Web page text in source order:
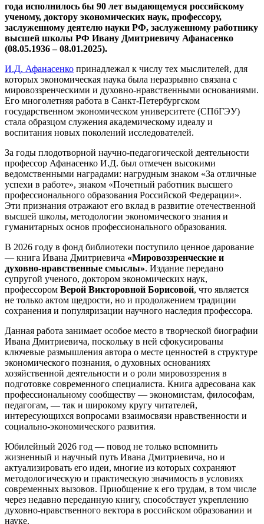
года исполнилось бы 90 лет выдающемуся российскому
ученому, доктору экономических наук, профессору,
заслуженному деятелю науки РФ, заслуженному работнику
высшей школы РФ Ивану Дмитриевичу Афанасенко
(08.05.1936 – 08.01.2025).
И.Д. Афанасенко принадлежал к числу тех мыслителей, для
которых экономическая наука была неразрывно связана с
мировоззренческими и духовно-нравственными основаниями.
Его многолетняя работа в Санкт-Петербургском
государственном экономическом университете (СПбГЭУ)
стала образцом служения академическому идеалу и
воспитания новых поколений исследователей.
За годы плодотворной научно-педагогической деятельности
профессор Афанасенко И.Д. был отмечен высокими
ведомственными наградами: нагрудным знаком «За отличные
успехи в работе», знаком «Почетный работник высшего
профессионального образования Российской Федерации».
Эти признания отражают его вклад в развитие отечественной
высшей школы, методологии экономического знания и
гуманитарных основ профессионального образования.
В 2026 году в фонд библиотеки поступило ценное дарование
— книга Ивана Дмитриевича «Мировоззренческие и
духовно-нравственные смыслы». Издание передано
супругой ученого, доктором экономических наук,
профессором Верой Викторовной Борисовой, что является
не только актом щедрости, но и продолжением традиции
сохранения и популяризации научного наследия профессора.
Данная работа занимает особое место в творческой биографии
Ивана Дмитриевича, поскольку в ней сфокусированы
ключевые размышления автора о месте ценностей в структуре
экономического познания, о духовных основаниях
хозяйственной деятельности и о роли мировоззрения в
подготовке современного специалиста. Книга адресована как
профессиональному сообществу — экономистам, философам,
педагогам, — так и широкому кругу читателей,
интересующихся вопросами взаимосвязи нравственности и
социально-экономического развития.
Юбилейный 2026 год — повод не только вспомнить
жизненный и научный путь Ивана Дмитриевича, но и
актуализировать его идеи, многие из которых сохраняют
методологическую и практическую значимость в условиях
современных вызовов. Приобщение к его трудам, в том числе
через недавно переданную книгу, способствует укреплению
духовно-нравственного вектора в российском образовании и
науке.